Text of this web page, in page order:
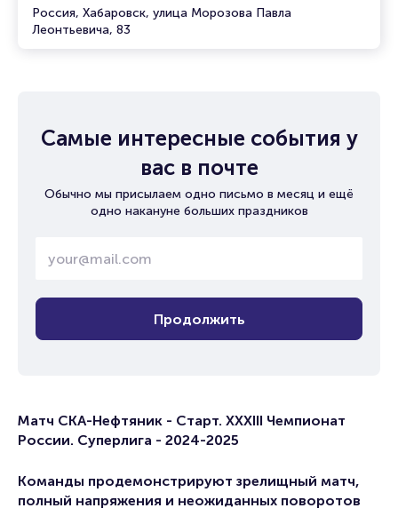
Россия, Хабаровск, улица Морозова Павла
Леонтьевича, 83
Самые интересные события у
вас в почте
Обычно мы присылаем одно письмо в месяц и ещё
одно накануне больших праздников
Продолжить
Матч СКА-Нефтяник - Старт. XXXIII Чемпионат
России. Суперлига - 2024-2025
Команды продемонстрируют зрелищный матч,
полный напряжения и неожиданных поворотов